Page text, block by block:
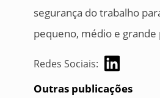
segurança do trabalho
pequeno, médio e grande
Redes Sociais:
Outras publicações